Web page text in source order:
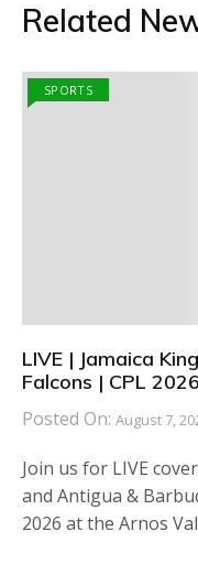
Related
SPORTS
LIVE | Jamaica
Falcons | CPL 2026
Posted On: August 7,
Join us for LIVE
and Antigua &
2026 at the Arnos